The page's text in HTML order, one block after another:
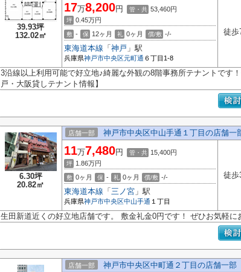
39.93坪
132.02㎡
17万8,200円 管・共 53,460円
坪 0.45万円
敷 - 保 12ヶ月 礼 0ヶ月 償/敷 -/-
東海道本線 「 神戸 」駅
兵庫県神戸市中央区元町通 ６丁目1-8
徒歩
3沿線以上利用可能で好立地♪綺麗な外観の8階事務所テナントです
戸・大阪貸しテナント情報】
6.30坪
20.82㎡
店舗一部 神戸市中央区中山手通１丁目の店舗一
11万7,480円 管・共 15,400円
坪 1.86万円
敷 0ヶ月 保 - 礼 0ヶ月 償/敷 -/-
東海道本線 「 三ノ宮 」駅
兵庫県神戸市中央区中山手通 １丁目
徒歩
生田新道近くの好立地店舗です。 敷金礼金0円です！ ぜひお気軽に
店舗一部 神戸市中央区中町通２丁目の店舗一部